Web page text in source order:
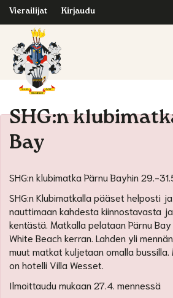
Vierailijat Kirjaudu
SHG:n
Bay
SHG:n klubimatka Pärnu Bayhin 29.-
SHG:n Klubimatkalla pääset helposti
nauttimaan kahdesta kiinnostavasta
kentästä. Matkalla pelataan Pärnu
White Beach kerran. Lahden yli
muut matkat kuljetaan omalla
on hotelli Villa Wesset.
Ilmoittaudu mukaan 27.4. mennessä